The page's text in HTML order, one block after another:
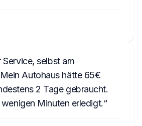
Service, selbst am
Autohaus hätte 65€
2 Tage gebraucht.
Minuten erledigt.